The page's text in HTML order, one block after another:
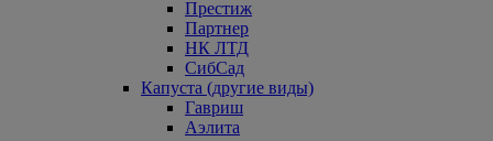
Престиж
Партнер
НК ЛТД
СибСад
Капуста (другие виды)
Гавриш
Аэлита